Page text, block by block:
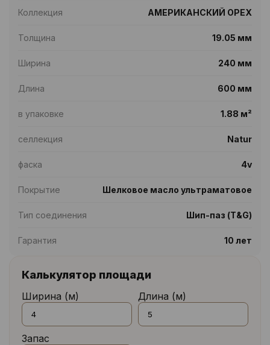
Коллекция АМЕРИКАНСКИЙ ОРЕХ
Толщина 19.05 мм
Ширина 240 мм
Длина 600 мм
в упаковке 1.88 м²
селлекция Natur
фаска 4v
Покрытие Шелковое масло ультраматовое
Тип соединения Шип-паз (T&G)
Гарантия 10 лет
Калькулятор площади
Ширина (м) Длина (м)
Запас